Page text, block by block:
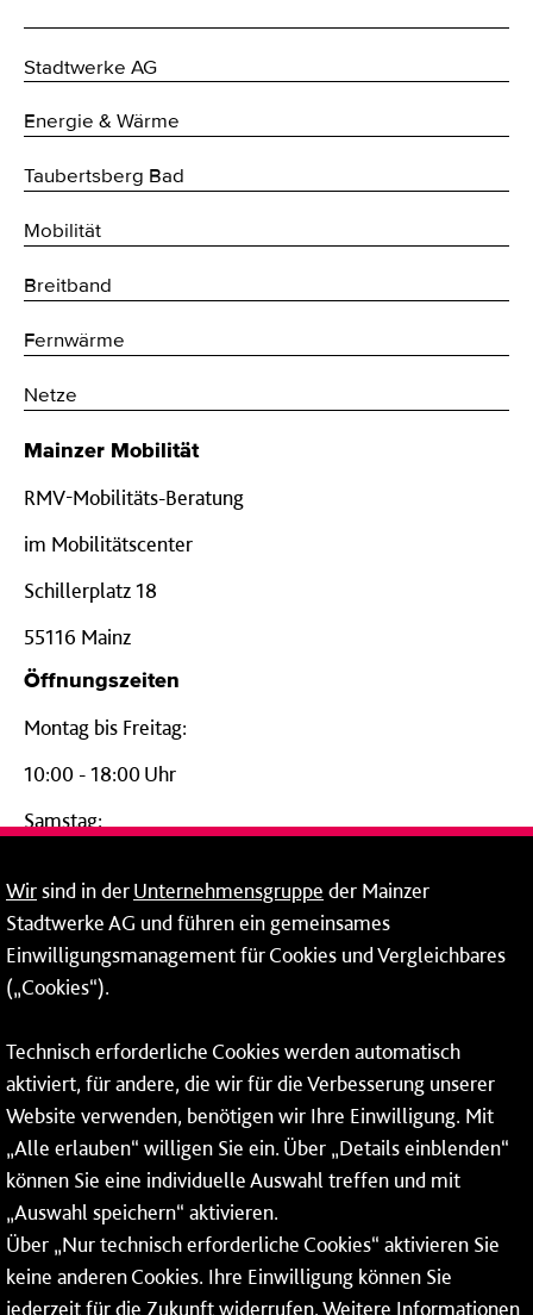
Stadtwerke AG
Energie & Wärme
Taubertsberg Bad
Mobilität
Breitband
Fernwärme
Netze
Mainzer Mobilität
RMV-Mobilitäts-Beratung
im Mobilitätscenter
Schillerplatz 18
55116 Mainz
Öffnungszeiten
Montag bis Freitag:
10:00 - 18:00 Uhr
Samstag:
24-Stunden-Telefon*
06131 – 12 77 77
Fax: 06131 – 12 66 66
* Montags bis freitags bis 7 und ab 18 Uhr sowie an
Wochenenden und Feiertagen ganztags werden Ihre
Anrufe je nach Themenauswahl an ein Callcenter des
RMV oder von nextbike weitergeleitet. Dort erhalten Sie
ausschließlich Auskünfte zum Fahrplan bzw. zu
meinRad.
Wirsind in derUnternehmensgruppe der Mainzer
Stadtwerke AG und führen ein gemeinsames
Einwilligungsmanagement für Cookies und Vergleichbares
(„Cookies“).
Technisch erforderliche Cookies werden automatisch
aktiviert, für andere, die wir für die Verbesserung unserer
Website verwenden, benötigen wir Ihre Einwilligung. Mit
„Alle erlauben“ willigen Sie ein. Über „Details einblenden“
können Sie eine individuelle Auswahl treffen und mit
„Auswahl speichern“ aktivieren.
Über „Nur technisch erforderliche Cookies“ aktivieren Sie
keine anderen Cookies. Ihre Einwilligung können Sie
jederzeit für die Zukunft widerrufen. Weitere Informationen